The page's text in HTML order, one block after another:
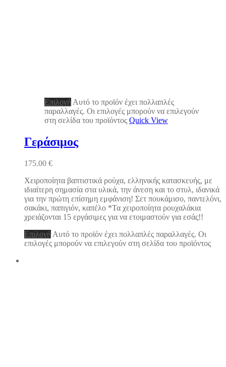
Επιλογή Αυτό το προϊόν έχει πολλαπλές
παραλλαγές. Οι επιλογές μπορούν να επιλεγούν
στη σελίδα του προϊόντος Quick View
Γεράσιμος
175.00 €
Χειροποίητα βαπτιστικά ρούχα, ελληνικής κατασκευής, με
ιδιαίτερη σημασία στα υλικά, την άνεση και το στυλ, ιδανικά
για την πρώτη επίσημη εμφάνιση! Σετ πουκάμισο, παντελόνι,
σακάκι, παπιγιόν, καπέλο *Τα χειροποίητα ρουχαλάκια
χρειάζονται 15 εργάσιμες για να ετοιμαστούν για εσάς!!
Επιλογή Αυτό το προϊόν έχει πολλαπλές παραλλαγές. Οι
επιλογές μπορούν να επιλεγούν στη σελίδα του προϊόντος